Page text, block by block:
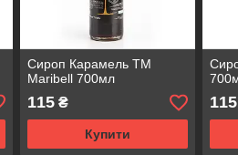
Сироп Карамель ТМ
Maribell 700мл
115₴
Купити
115